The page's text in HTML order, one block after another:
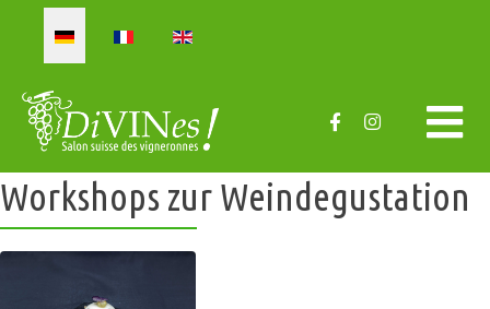
Workshops zur Weindegustation